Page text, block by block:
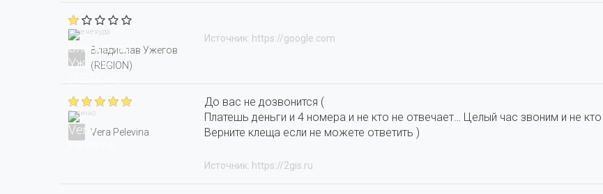
Хуже не куда
Владислав Ужегов
(REGION)
Источник: https://google.com
Отлично
Vera Pelevina
До вас не дозвонится (
Платешь деньги и 4 номера и не кто не отвечает… Целый час звоним и не кто
Верните клеща если не можете ответить )
Источник: https://2gis.ru